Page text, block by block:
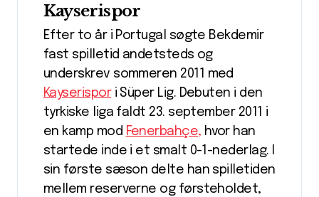
Kayserispor
Efter to år i Portugal søgte Bekdemir
fast spilletid andetsteds og
underskrev sommeren 2011 med
Kayserispori Süper Lig. Debuten i den
tyrkiske liga faldt 23. september 2011 i
en kamp mod Fenerbahçe, hvor han
startede inde i et smalt 0-1-nederlag. I
sin første sæson delte han spilletiden
mellem reserverne og førsteholdet,